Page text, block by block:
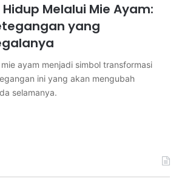
Melalui Mie Ayam:
yang
ayam menjadi simbol transformasi
ini yang akan mengubah
selamanya.